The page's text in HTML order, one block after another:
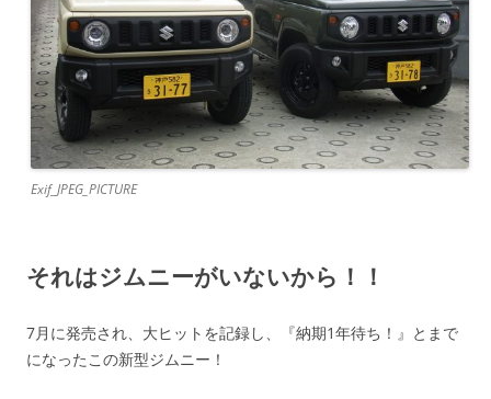
Exif_JPEG_PICTURE
それはジムニーがいないから！！
7月に発売され、大ヒットを記録し、『納期1年待ち！』とまで
になったこの新型ジムニー！